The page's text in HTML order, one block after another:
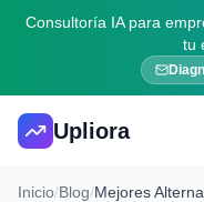
Consultoría IA para
tu
Upliora
Inicio/Blog/